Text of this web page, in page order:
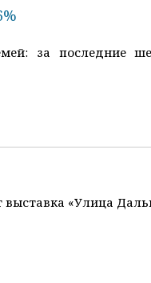
за последние
«Улица